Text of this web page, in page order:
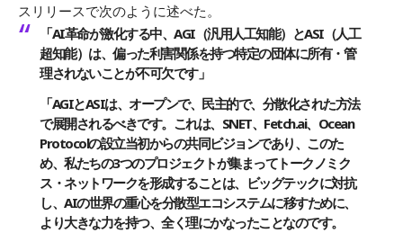
スリリースで次のように述べた。
「AI革命が激化する中、AGI（汎用人工知能）とASI（人工
超知能）は、偏った利害関係を持つ特定の団体に所有・管
理されないことが不可欠です」
「AGIとASIは、オープンで、民主的で、分散化された方法
で展開されるべきです。これは、SNET、Fetch.ai、Ocean
Protocolの設立当初からの共同ビジョンであり、このた
め、私たちの3つのプロジェクトが集まってトークノミク
ス・ネットワークを形成することは、ビッグテックに対抗
し、AIの世界の重心を分散型エコシステムに移すために、
より大きな力を持つ、全く理にかなったことなのです。